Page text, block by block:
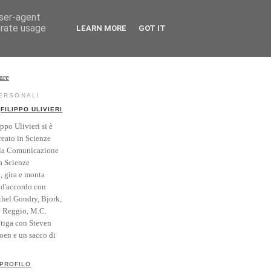
FILIPPO ULIVIERI
Ulivieri si è
in Scienze
Comunicazione
Scienze
gira e monta
con
Gondry, Bjork,
Reggio, M.C.
con Steven
e un sacco di
agent
usage
LEARN MORE GOT IT